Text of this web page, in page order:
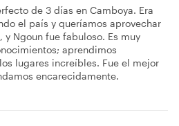
de 3 días en Camboya. Era
el país y queríamos aprovechar
Ngoun fue fabuloso. Es muy
aprendimos
lugares increíbles. Fue el mejor
encarecidamente.